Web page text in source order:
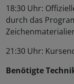
18:30 Uhr:
durch das
21:30 Uhr:
Benötigte